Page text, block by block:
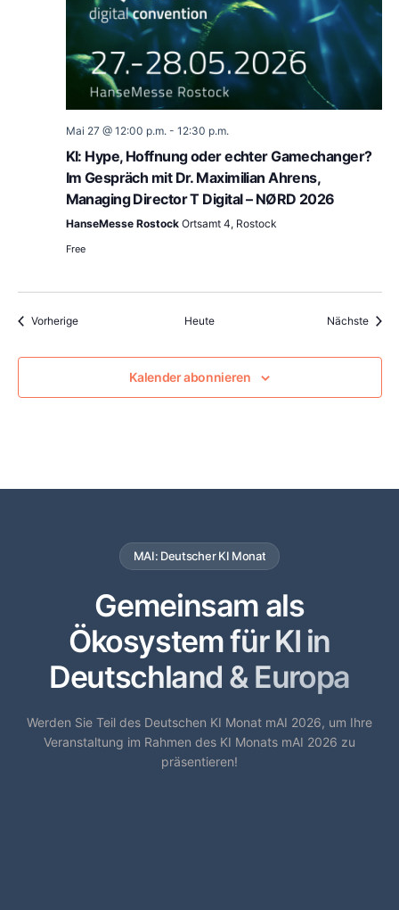
Mai 27 @ 12:00 p.m. - 12:30 p.m.
KI: Hype, Hoffnung oder echter Gamechanger?
Im Gespräch mit Dr. Maximilian Ahrens,
Managing Director T Digital – NØRD 2026
HanseMesse Rostock Ortsamt 4, Rostock
Free
VorherigeVeranstaltungen Heute Nächste
Kalender abonnieren
MAI: Deutscher KI Monat
Gemeinsam als
Ökosystem für KI in
Deutschland & Europa
Werden Sie Teil des Deutschen KI Monat mAI 2026, um Ihre
Veranstaltung im Rahmen des KI Monats mAI 2026 zu
präsentieren!